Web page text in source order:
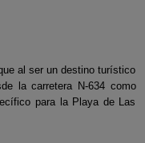
al ser un destino turístico
la carretera N-634 como
para la Playa de Las